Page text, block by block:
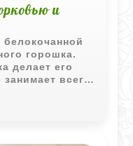
и
горошка.
делает его
всего